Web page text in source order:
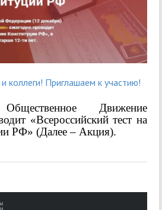
коллеги! Приглашаем к участию!
Движение
«Всероссийский тест на
РФ» (Далее – Акция).